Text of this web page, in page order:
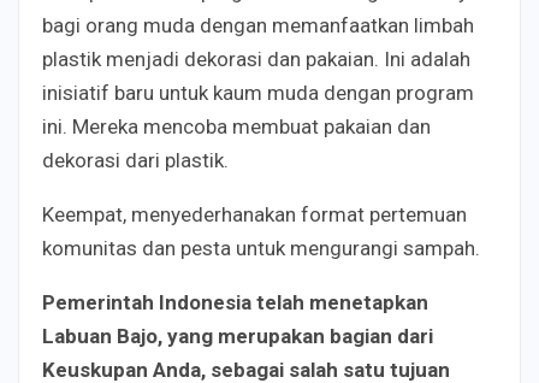
bagi orang muda dengan memanfaatkan limbah
plastik menjadi dekorasi dan pakaian. Ini adalah
inisiatif baru untuk kaum muda dengan program
ini. Mereka mencoba membuat pakaian dan
dekorasi dari plastik.
Keempat, menyederhanakan format pertemuan
komunitas dan pesta untuk mengurangi sampah.
Pemerintah Indonesia telah menetapkan
Labuan Bajo, yang merupakan bagian dari
Keuskupan Anda, sebagai salah satu tujuan